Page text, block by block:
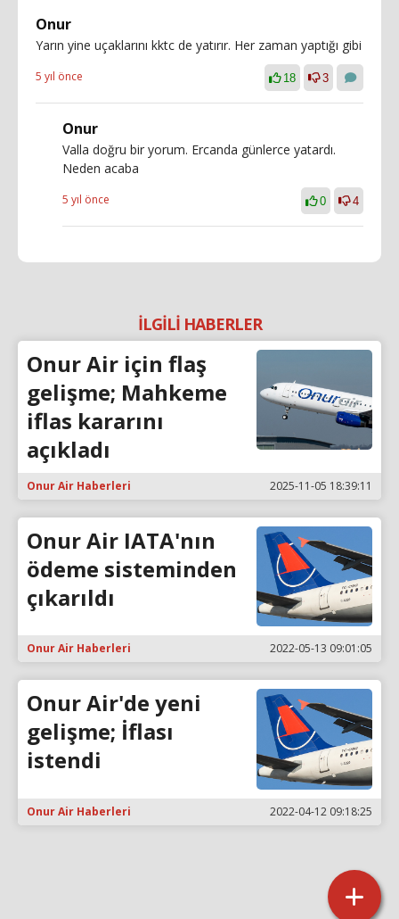
Onur
Yarın yine uçaklarını kktc de yatırır. Her zaman yaptığı gibi
5 yıl önce 18 3
Onur
Valla doğru bir yorum. Ercanda günlerce yatardı.
Neden acaba
5 yıl önce 0 4
İLGİLİ HABERLER
Onur Air için flaş
gelişme; Mahkeme
iflas kararını
açıkladı
Onur Air Haberleri 2025-11-05 18:39:11
Onur Air IATA'nın
ödeme sisteminden
çıkarıldı
Onur Air Haberleri 2022-05-13 09:01:05
Onur Air'de yeni
gelişme; İflası
istendi
Onur Air Haberleri 2022-04-12 09:18:25